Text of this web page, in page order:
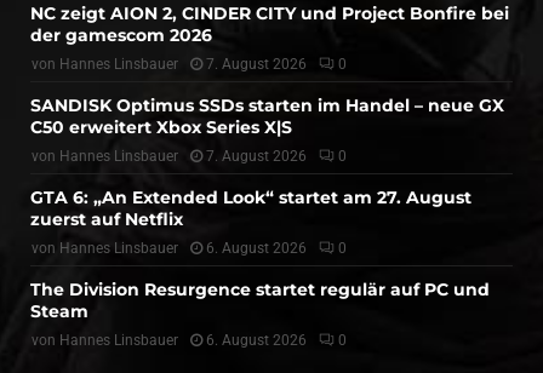
NC zeigt AION 2, CINDER CITY und Project Bonfire bei
der gamescom 2026
von Hannes Linsbauer 7. August 2026 0
SANDISK Optimus SSDs starten im Handel – neue GX
C50 erweitert Xbox Series X|S
von Hannes Linsbauer 7. August 2026 0
GTA 6: „An Extended Look“ startet am 27. August
zuerst auf Netflix
von Hannes Linsbauer 6. August 2026 0
The Division Resurgence startet regulär auf PC und
Steam
von Hannes Linsbauer 6. August 2026 0